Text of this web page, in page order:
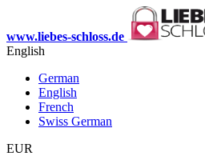
www.liebes-schloss.de
English
German
English
French
Swiss German
EUR